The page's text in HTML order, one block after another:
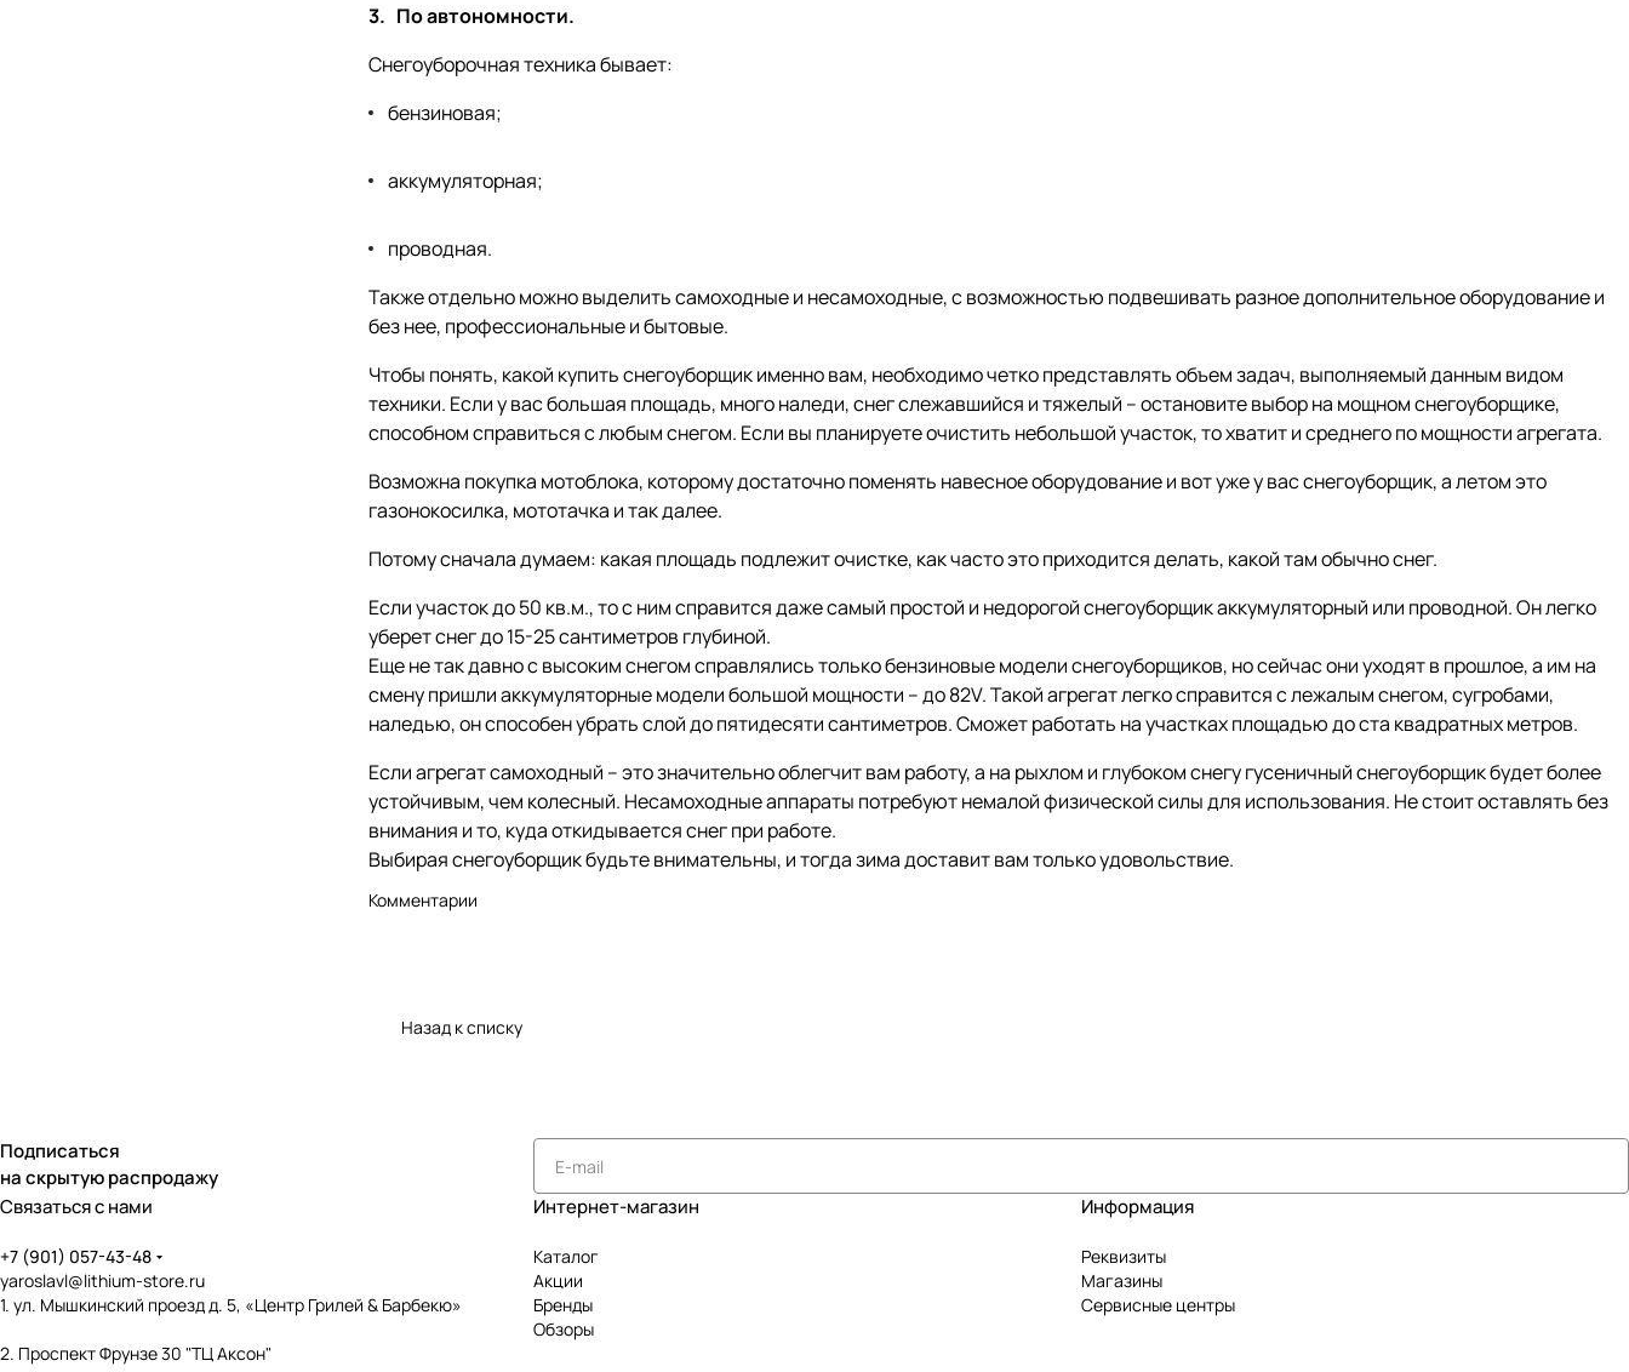
3. По автономности.
Снегоуборочная техника бывает:
бензиновая;
аккумуляторная;
проводная.
Также отдельно можно выделить самоходные и несамоходные, с возможностью подвешивать разное дополнительное оборудование и
без нее, профессиональные и бытовые.
Чтобы понять, какой купить снегоуборщик именно вам, необходимо четко представлять объем задач, выполняемый данным видом
техники. Если у вас большая площадь, много наледи, снег слежавшийся и тяжелый – остановите выбор на мощном снегоуборщике,
способном справиться с любым снегом. Если вы планируете очистить небольшой участок, то хватит и среднего по мощности агрегата.
Возможна покупка мотоблока, которому достаточно поменять навесное оборудование и вот уже у вас снегоуборщик, а летом это
газонокосилка, мототачка и так далее.
Потому сначала думаем: какая площадь подлежит очистке, как часто это приходится делать, какой там обычно снег.
Если участок до 50 кв.м., то с ним справится даже самый простой и недорогой снегоуборщик аккумуляторный или проводной. Он легко
уберет снег до 15-25 сантиметров глубиной.
Еще не так давно с высоким снегом справлялись только бензиновые модели снегоуборщиков, но сейчас они уходят в прошлое, а им на
смену пришли аккумуляторные модели большой мощности – до 82V. Такой агрегат легко справится с лежалым снегом, сугробами,
наледью, он способен убрать слой до пятидесяти сантиметров. Сможет работать на участках площадью до ста квадратных метров.
Если агрегат самоходный – это значительно облегчит вам работу, а на рыхлом и глубоком снегу гусеничный снегоуборщик будет более
устойчивым, чем колесный. Несамоходные аппараты потребуют немалой физической силы для использования. Не стоит оставлять без
внимания и то, куда откидывается снег при работе.
Выбирая снегоуборщик будьте внимательны, и тогда зима доставит вам только удовольствие.
Комментарии
Назад к списку
Подписаться
на скрытую распродажу
Связаться с нами
+7 (901) 057-43-48
yaroslavl@lithium-store.ru
1. ул. Мышкинский проезд д. 5, «Центр Грилей & Барбекю»
2. Проспект Фрунзе 30 "ТЦ Аксон"
Интернет-магазин
Каталог
Акции
Бренды
Обзоры
Информация
Реквизиты
Магазины
Сервисные центры